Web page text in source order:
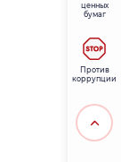
ценных
бумаг
Против
коррупции